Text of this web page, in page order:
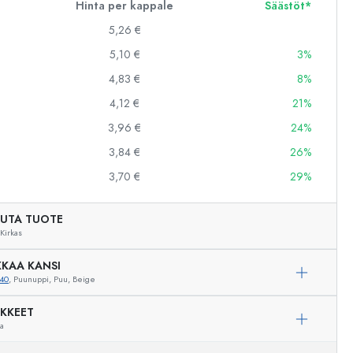
Hinta per kappale
Säästöt*
5,26 €
5,10 €
3%
4,83 €
8%
4,12 €
21%
3,96 €
24%
3,84 €
26%
3,70 € 29%
TUOTE
Kirkas
KANSI
, Puunuppi, Puu, Beige